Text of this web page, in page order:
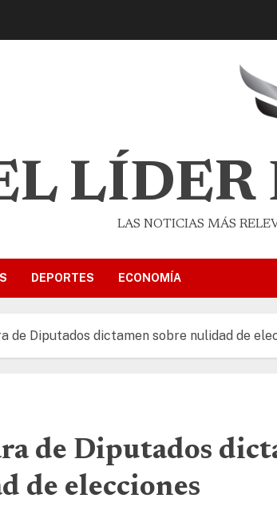
LÍDER
LAS NOTICIAS MÁS
DEPORTES ECONOMÍA
de Diputados dictamen sobre nulidad de
de Diputados
de elecciones